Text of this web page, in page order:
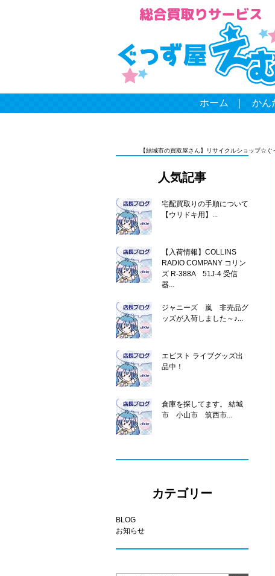
ホーム かん
【結城市の買取屋さん】リサイクルショップ☆ぐ
人気記事
宅配買取りの手順について
【ウリドキ用】...
【入荷情報】COLLINS
RADIO COMPANY コリン
ズ R-388A 51J-4 受信
器...
ジャニーズ 嵐 非売品グ
ッズが入荷しました～♪...
エビスト ライブグッズ出
品中！
倉庫を探してます。 結城
市 小山市 筑西市...
カテゴリー
BLOG
お知らせ